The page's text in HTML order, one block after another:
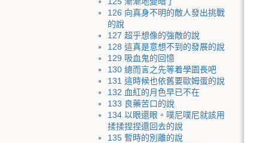
126 向真身不明的敵人發出挑戰
的說
127 超乎想像的強敵的說
128 這真是意想不到的發展的說
129 吸血鬼的回憶
130 總而言之先等着學園長吧
131 這時候也依舊要歐姆蛋的說
132 血紅的月色早已不在
133 良藥苦口的說
134 以眼還眼。噗尼噗尼就該用
揉揉捏捏還回去的說
135 暫時的別離的說